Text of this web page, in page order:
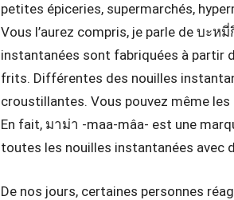
petites épiceries, supermarchés,
Vous l’aurez compris, je parle de บะห
instantanées sont fabriquées à partir
frits. Différentes des nouilles
croustillantes. Vous pouvez même les
En fait, มาม่า -maa-mâa- est une
toutes les nouilles instantanées avec
De nos jours, certaines personnes